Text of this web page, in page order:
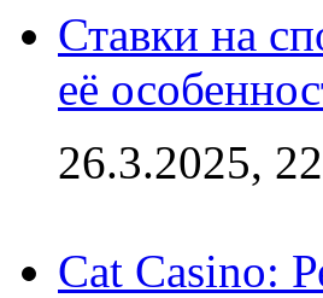
Ставки на
её
26.3.2025,
Cat Casino: